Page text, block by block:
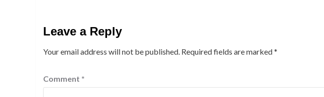
Leave a Reply
Your email address will not be published. Required fields are marked*
Comment *